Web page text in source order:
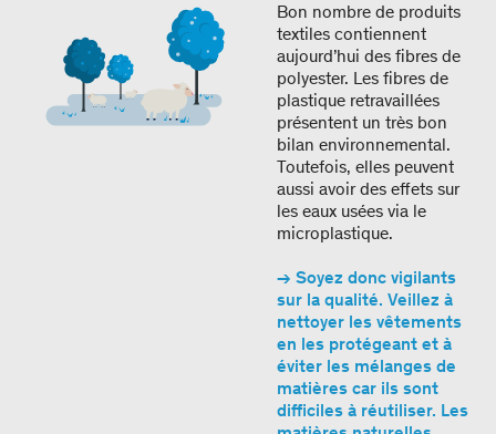
Bon nombre de produits
textiles contiennent
aujourd’hui des fibres de
polyester. Les fibres de
plastique retravaillées
présentent un très bon
bilan environnemental.
Toutefois, elles peuvent
aussi avoir des effets sur
les eaux usées via le
microplastique.
→ Soyez donc vigilants
sur la qualité. Veillez à
nettoyer les vêtements
en les protégeant et à
éviter les mélanges de
matières car ils sont
difficiles à réutiliser. Les